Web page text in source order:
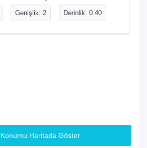
Genişlik: 2 Derinlik: 0.40
Konumu Haritada Göster